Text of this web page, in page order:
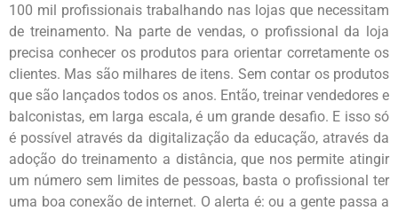
100 mil profissionais trabalhando nas lojas que necessitam
de treinamento. Na parte de vendas, o profissional da loja
precisa conhecer os produtos para orientar corretamente os
clientes. Mas são milhares de itens. Sem contar os produtos
que são lançados todos os anos. Então, treinar vendedores e
balconistas, em larga escala, é um grande desafio. E isso só
é possível através da digitalização da educação, através da
adoção do treinamento a distância, que nos permite atingir
um número sem limites de pessoas, basta o profissional ter
uma boa conexão de internet. O alerta é: ou a gente passa a